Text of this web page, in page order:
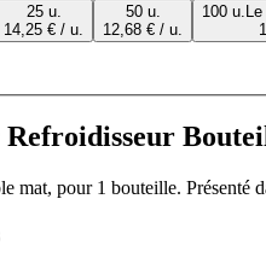
25 u.
14,25 € / u.
50 u.
12,68 € / u.
100 u.
mat, pour 1 bouteille. Présenté